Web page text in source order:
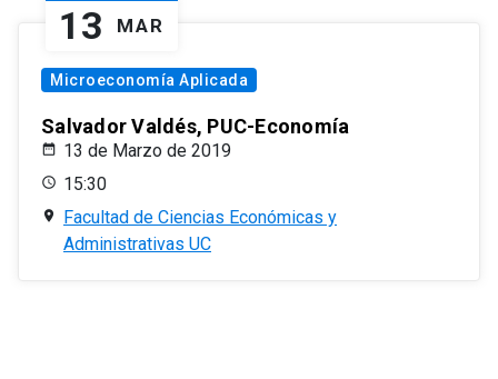
13 MAR
Microeconomía Aplicada
Salvador Valdés, PUC-Economía
13 de Marzo de 2019
15:30
Facultad de Ciencias Económicas y
Administrativas UC